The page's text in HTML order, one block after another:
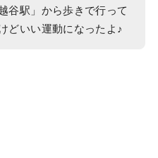
谷駅」から歩きで行って
どいい運動になったよ♪